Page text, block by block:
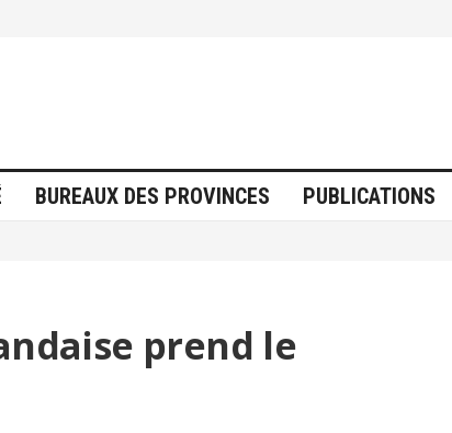
BUREAUX DES PROVINCES PUBLICATIONS
prend le